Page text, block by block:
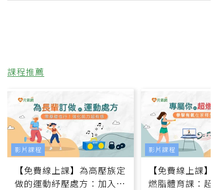
課程推薦
【免費線上課】為高壓族定
做的運動紓壓處方：加入行
影片課程
【免費線上課
燃脂體育課：超
影片課程